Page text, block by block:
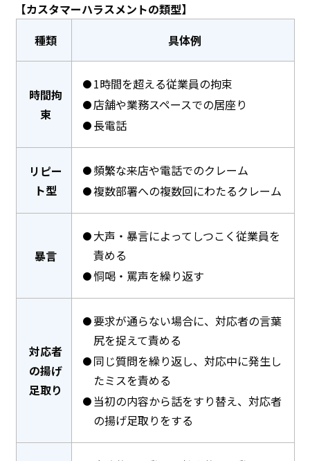
【カスタマーハラスメントの類型】
種類
具体例
時間拘
束
1時間を超える従業員の拘束
店舗や業務スペースでの居座り
長電話
リピー
ト型
頻繁な来店や電話でのクレーム
複数部署への複数回にわたるクレーム
暴言
大声・暴言によってしつこく従業員を
責める
恫喝・罵声を繰り返す
対応者
の揚げ
足取り
要求が通らない場合に、対応者の言葉
尻を捉えて責める
同じ質問を繰り返し、対応中に発生し
たミスを責める
当初の内容から話をすり替え、対応者
の揚げ足取りをする